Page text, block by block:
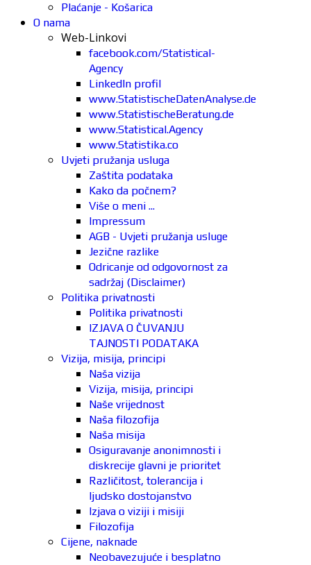
Plaćanje - Košarica
O nama
Web-Linkovi
facebook.com/Statistical-
Agency
LinkedIn profil
www.StatistischeDatenAnalyse.de
www.StatistischeBeratung.de
www.Statistical.Agency
www.Statistika.co
Uvjeti pružanja usluga
Zaštita podataka
Kako da počnem?
Više o meni ...
Impressum
AGB - Uvjeti pružanja usluge
Jezične razlike
Odricanje od odgovornost za
sadržaj (Disclaimer)
Politika privatnosti
Politika privatnosti
IZJAVA O ČUVANJU
TAJNOSTI PODATAKA
Vizija, misija, principi
Naša vizija
Vizija, misija, principi
Naše vrijednost
Naša filozofija
Naša misija
Osiguravanje anonimnosti i
diskrecije glavni je prioritet
Različitost, tolerancija i
ljudsko dostojanstvo
Izjava o viziji i misiji
Filozofija
Cijene, naknade
Neobavezujuće i besplatno